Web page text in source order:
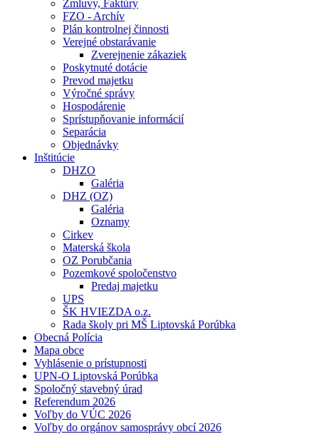
Zmluvy, Faktúry
FZO - Archív
Plán kontrolnej činnosti
Verejné obstarávanie
Zverejnenie zákaziek
Poskytnuté dotácie
Prevod majetku
Výročné správy
Hospodárenie
Sprístupňovanie informácií
Separácia
Objednávky
Inštitúcie
DHZO
Galéria
DHZ (OZ)
Galéria
Oznamy
Cirkev
Materská škola
OZ Porubčania
Pozemkové spoločenstvo
Predaj majetku
UPS
ŠK HVIEZDA o.z.
Rada školy pri MŠ Liptovská Porúbka
Obecná Polícia
Mapa obce
Vyhlásenie o prístupnosti
UPN-O Liptovská Porúbka
Spoločný stavebný úrad
Referendum 2026
Voľby do VÚC 2026
Voľby do orgánov samosprávy obcí 2026